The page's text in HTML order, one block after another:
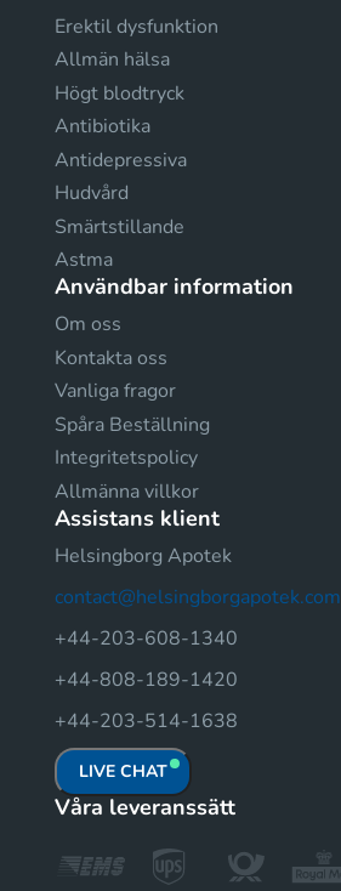
Erektil dysfunktion
Allmän hälsa
Högt blodtryck
Antibiotika
Antidepressiva
Hudvård
Smärtstillande
Astma
Användbar information
Om oss
Kontakta oss
Vanliga fragor
Spåra Beställning
Integritetspolicy
Allmänna villkor
Assistans klient
Helsingborg Apotek
contact@helsingborgapotek.com
+44-203-608-1340
+44-808-189-1420
+44-203-514-1638
LIVE CHAT
Våra leveranssätt